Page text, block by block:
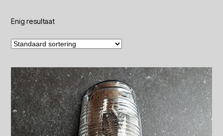
Enig resultaat